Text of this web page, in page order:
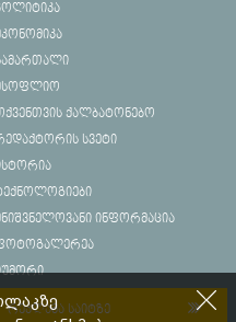
ქალბატონებო
სვეტი
ინფორმაცია
რეკლამა საიტზე